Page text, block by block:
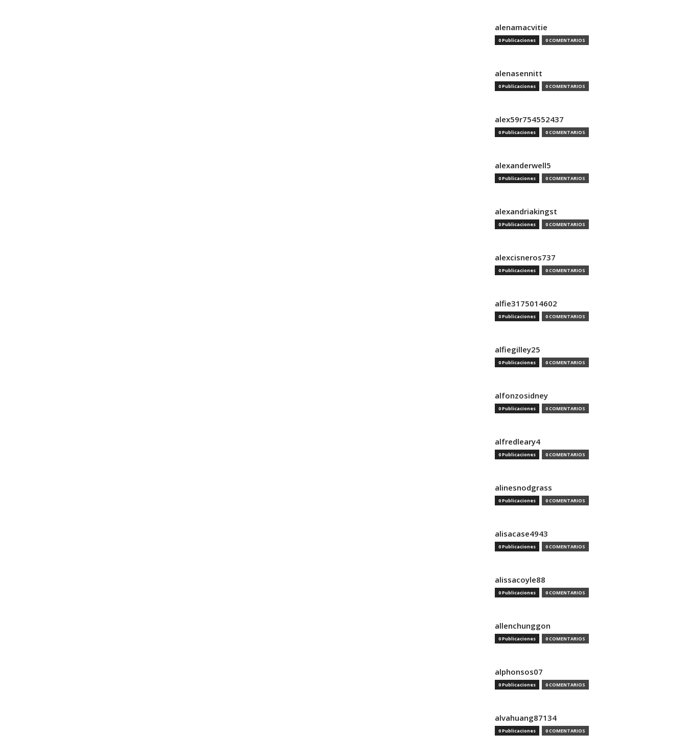
alenamacvitie
0 Publicaciones 0 COMENTARIOS
alenasennitt
0 Publicaciones 0 COMENTARIOS
alex59r754552437
0 Publicaciones 0 COMENTARIOS
alexanderwell5
0 Publicaciones 0 COMENTARIOS
alexandriakingst
0 Publicaciones 0 COMENTARIOS
alexcisneros737
0 Publicaciones 0 COMENTARIOS
alfie3175014602
0 Publicaciones 0 COMENTARIOS
alfiegilley25
0 Publicaciones 0 COMENTARIOS
alfonzosidney
0 Publicaciones 0 COMENTARIOS
alfredleary4
0 Publicaciones 0 COMENTARIOS
alinesnodgrass
0 Publicaciones 0 COMENTARIOS
alisacase4943
0 Publicaciones 0 COMENTARIOS
alissacoyle88
0 Publicaciones 0 COMENTARIOS
allenchunggon
0 Publicaciones 0 COMENTARIOS
alphonsos07
0 Publicaciones 0 COMENTARIOS
alvahuang87134
0 Publicaciones 0 COMENTARIOS